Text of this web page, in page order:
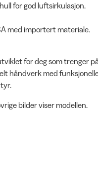
for god luftsirkulasjon.
med importert materiale.
for deg som trenger
med
bilder viser modellen.